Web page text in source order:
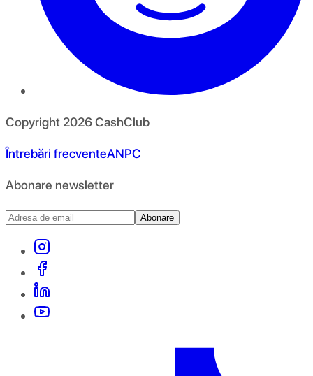
Copyright 2026CashClub
Întrebări frecventeANPC
Abonare newsletter
Abonare